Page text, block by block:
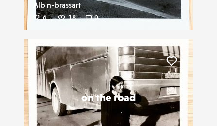
Albin-brassart
6 18 0
on the road
Liker